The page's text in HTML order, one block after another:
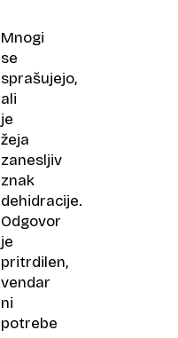
žejni
Mnogi
se
sprašujejo,
ali
je
žeja
zanesljiv
znak
dehidracije.
Odgovor
je
pritrdilen,
vendar
ni
potrebe